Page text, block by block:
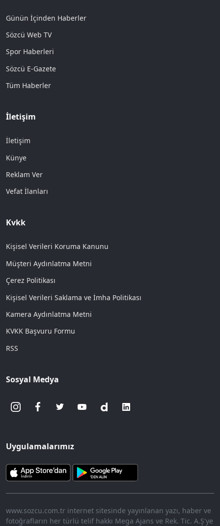
Günün İçinden Haberler
Sözcü Web TV
Spor Haberleri
Sözcü E-Gazete
Tüm Haberler
İletişim
İletişim
Künye
Reklam Ver
Vefat İlanları
Kvkk
Kişisel Verileri Koruma Kanunu
Müşteri Aydınlatma Metni
Çerez Politikası
Kişisel Verileri Saklama ve İmha Politikası
Kamera Aydınlatma Metni
KVKK Başvuru Formu
RSS
Sosyal Medya
Uygulamalarımız
www.sozcu.com.tr internet sitesinde yayınlanan yazı, haber ve
fotoğrafların her türlü telif hakkı Mega Ajans ve Rek. Tic. A.Ş'ye